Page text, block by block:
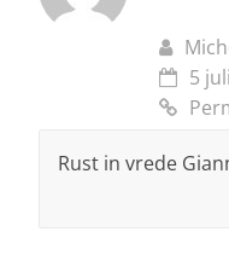
5
Rust in vrede